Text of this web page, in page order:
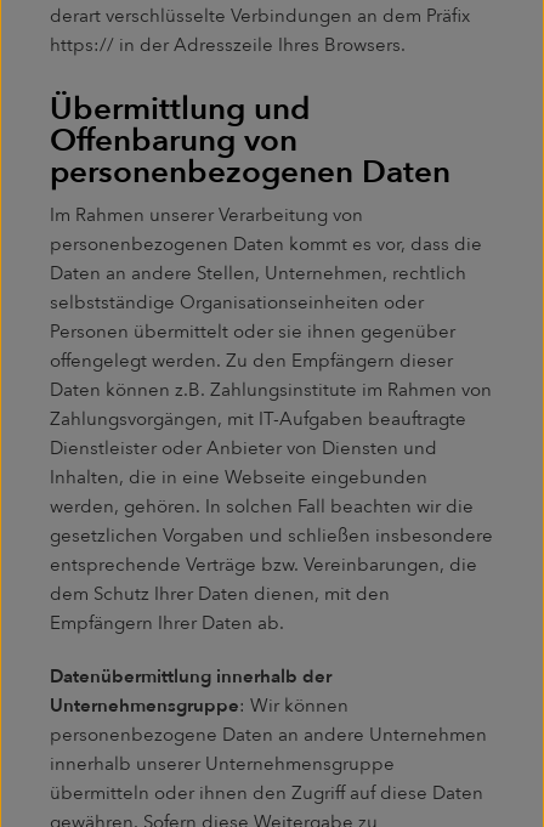
derart verschlüsselte Verbindungen an dem Präfix
https:// in der Adresszeile Ihres Browsers.
Übermittlung und
Offenbarung von
personenbezogenen Daten
Im Rahmen unserer Verarbeitung von
personenbezogenen Daten kommt es vor, dass die
Daten an andere Stellen, Unternehmen, rechtlich
selbstständige Organisationseinheiten oder
Personen übermittelt oder sie ihnen gegenüber
offengelegt werden. Zu den Empfängern dieser
Daten können z.B. Zahlungsinstitute im Rahmen von
Zahlungsvorgängen, mit IT-Aufgaben beauftragte
Dienstleister oder Anbieter von Diensten und
Inhalten, die in eine Webseite eingebunden
werden, gehören. In solchen Fall beachten wir die
gesetzlichen Vorgaben und schließen insbesondere
entsprechende Verträge bzw. Vereinbarungen, die
dem Schutz Ihrer Daten dienen, mit den
Empfängern Ihrer Daten ab.
Datenübermittlung innerhalb der
Unternehmensgruppe: Wir können
personenbezogene Daten an andere Unternehmen
innerhalb unserer Unternehmensgruppe
übermitteln oder ihnen den Zugriff auf diese Daten
gewähren. Sofern diese Weitergabe zu